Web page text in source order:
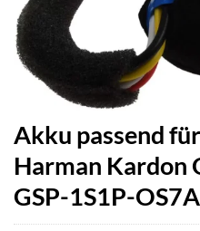
Akku passend
Harman Kardon
GSP-1S1P-OS7A